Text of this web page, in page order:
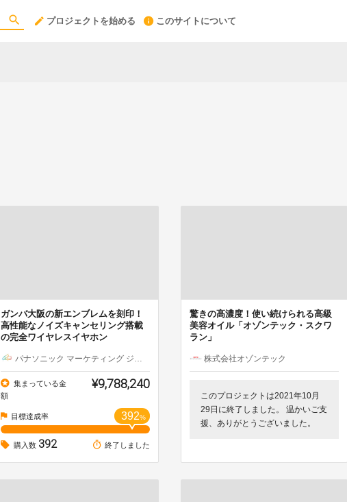
プロジェクトを始める このサイトについて
ガンバ大阪の新エンブレムを刻印！
高性能なノイズキャンセリング搭載
の完全ワイヤレスイヤホン
パナソニック マーケティング ジャパン（株）
集まっている金
額
¥9,788,240
目標達成率 392%
購入数 392 終了しました
驚きの高濃度！使い続けられる高級
美容オイル「オゾンテック・スクワ
ラン」
株式会社オゾンテック
このプロジェクトは2021年10月
29日に終了しました。 温かいご支
援、ありがとうございました。